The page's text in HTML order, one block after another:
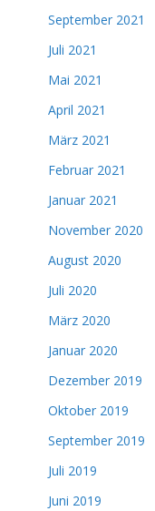
September 2021
Juli 2021
Mai 2021
April 2021
März 2021
Februar 2021
Januar 2021
November 2020
August 2020
Juli 2020
März 2020
Januar 2020
Dezember 2019
Oktober 2019
September 2019
Juli 2019
Juni 2019